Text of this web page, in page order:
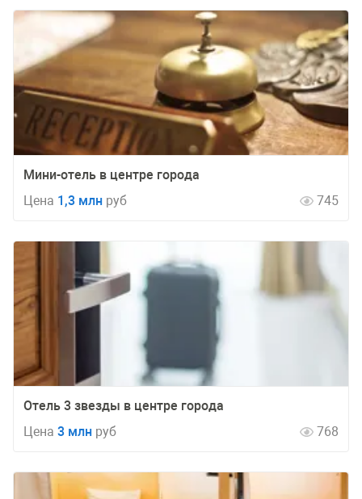
Мини-отель в центре города
Цена 1,3 млн руб 745
Отель 3 звезды в центре города
Цена 3 млн руб 768